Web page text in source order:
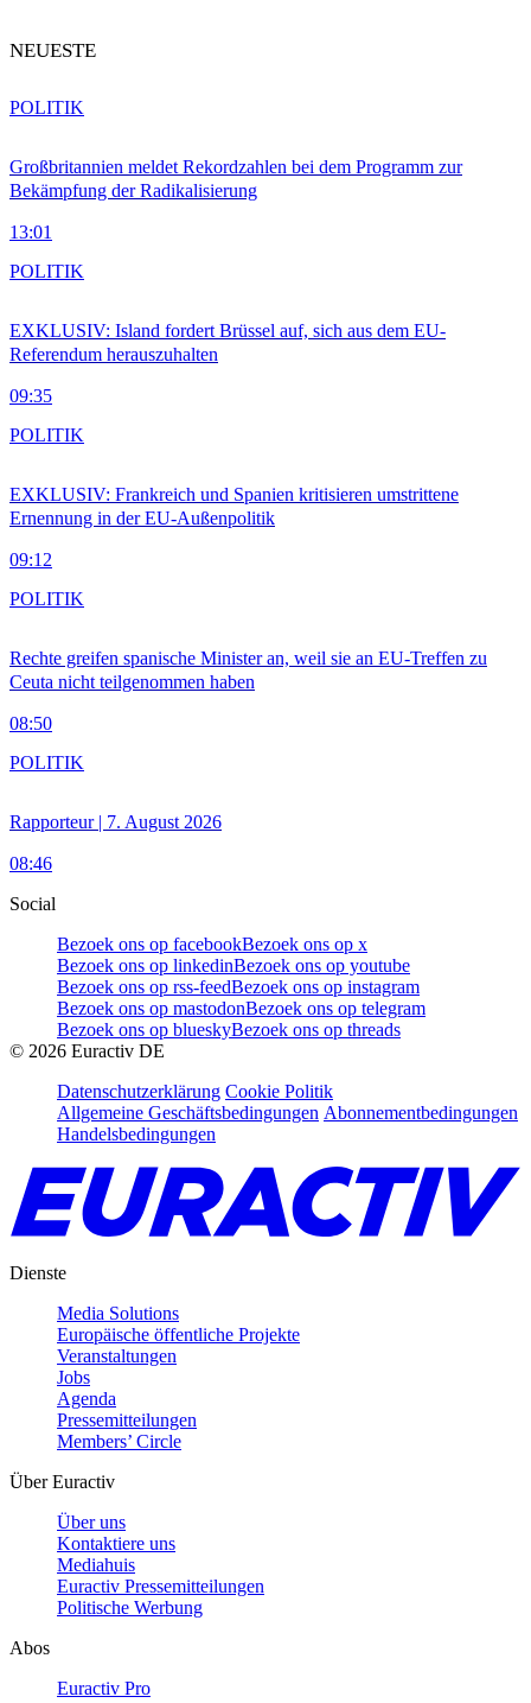
NEUESTE
Großbritannien meldet Rekordzahlen bei dem Programm zur
Bekämpfung der Radikalisierung
13:01
POLITIK
EXKLUSIV: Island fordert Brüssel auf, sich aus dem EU-
Referendum herauszuhalten
09:35
POLITIK
EXKLUSIV: Frankreich und Spanien kritisieren umstrittene
Ernennung in der EU-Außenpolitik
09:12
POLITIK
Rechte greifen spanische Minister an, weil sie an EU-Treffen zu
Ceuta nicht teilgenommen haben
08:50
POLITIK
Rapporteur | 7. August 2026
08:46
POLITIK
Social
Bezoek ons op facebookBezoek ons op x
Bezoek ons op linkedinBezoek ons op youtube
Bezoek ons op rss-feedBezoek ons op instagram
Bezoek ons op mastodonBezoek ons op telegram
Bezoek ons op blueskyBezoek ons op threads
© 2026 Euractiv DE
Datenschutzerklärung Cookie Politik
Allgemeine Geschäftsbedingungen Abonnementbedingungen
Handelsbedingungen
Dienste
Media Solutions
Europäische öffentliche Projekte
Veranstaltungen
Jobs
Agenda
Pressemitteilungen
Members’ Circle
Über Euractiv
Über uns
Kontaktiere uns
Mediahuis
Euractiv Pressemitteilungen
Politische Werbung
Abos
Euractiv Pro